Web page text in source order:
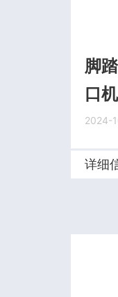
脚
口
2024-
详细